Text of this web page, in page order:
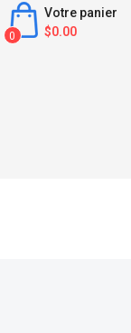
Votre panier
$0.00
0